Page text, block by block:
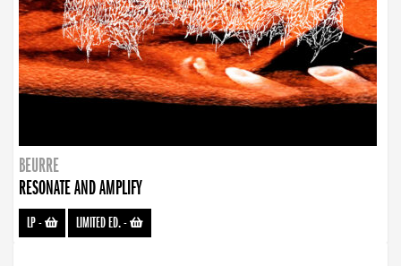
BEURRE
RESONATE AND AMPLIFY
LP- LIMITED ED.-